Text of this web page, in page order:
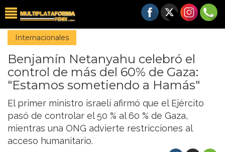
Internacionales
Benjamín Netanyahu celebró el
control de más del 60% de Gaza:
"Estamos sometiendo a Hamás"
El primer ministro israelí afirmó que el Ejército
pasó de controlar el 50 % al 60 % de Gaza,
mientras una ONG advierte restricciones al
acceso humanitario.